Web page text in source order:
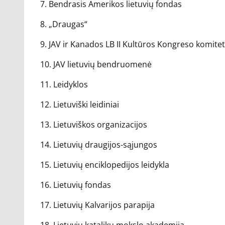
7. Bendrasis Amerikos lietuvių fondas
8. „Draugas“
9. JAV ir Kanados LB II Kultūros Kongreso
10. JAV lietuvių bendruomenė
11. Leidyklos
12. Lietuviški leidiniai
13. Lietuviškos organizacijos
14. Lietuvių draugijos-sąjungos
15. Lietuvių enciklopedijos leidykla
16. Lietuvių fondas
17. Lietuvių Kalvarijos parapija